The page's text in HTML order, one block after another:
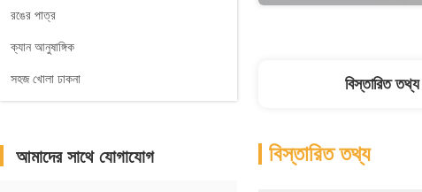
রঙের পাত্র
ক্যান আনুষাঙ্গিক
সহজ খোলা ঢাকনা
আমাদের সাথে যোগাযোগ
বিস্তারিত তথ্য
বিস্তারিত তথ্য